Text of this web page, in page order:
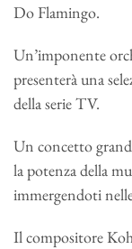
Do Flamingo.
Un’imponente
presenterà una
della serie TV.
Un concetto
la potenza della
immergendoti
Il compositore